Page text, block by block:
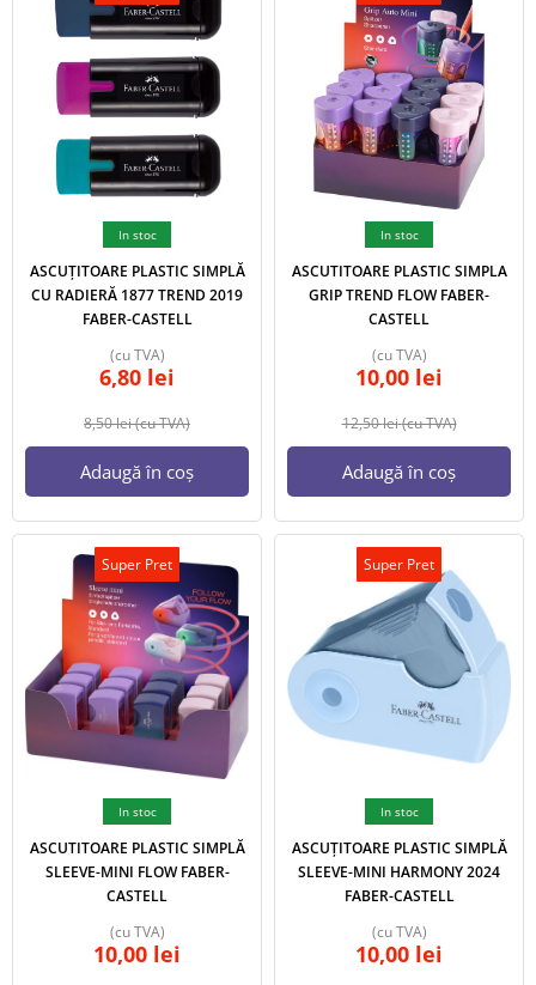
In stoc
ASCUȚITOARE PLASTIC SIMPLĂ
CU RADIERĂ 1877 TREND 2019
FABER-CASTELL
8,50lei(cu TVA)
6,80 lei
(cu TVA)
Adaugă în coș
In stoc
ASCUTITOARE PLASTIC SIMPLA
GRIP TREND FLOW FABER-
CASTELL
12,50lei(cu TVA)
10,00 lei
(cu TVA)
Adaugă în coș
Super Pret
In stoc
ASCUTITOARE PLASTIC SIMPLĂ
SLEEVE-MINI FLOW FABER-
CASTELL
10,00 lei
(cu TVA)
Super Pret
In stoc
ASCUȚITOARE PLASTIC SIMPLĂ
SLEEVE-MINI HARMONY 2024
FABER-CASTELL
10,00 lei
(cu TVA)